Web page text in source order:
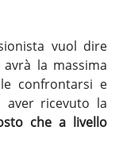
vuol dire
la massima
confrontarsi e
ricevuto la
che a livello